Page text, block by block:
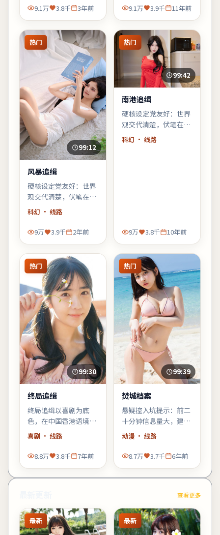
9.1万 3.8千 3年前 9.1万 3.9千 11年前
热门
99:12
风暴追缉
硬核设定党友好：世界
观交代清楚，伏笔在片
尾回收；若你喜欢「拼
缉》会对味。
科幻 · 线路
9万 3.9千 2年前
热门
99:42
南港追缉
硬核设定党友好：世界
观交代清楚，伏笔在片
尾回收；若你喜欢「拼
科幻 · 线路
9万 3.8千 10年前
热门
99:30
终局追缉
终局追缉以喜剧为底
色，在中国香港语境里
铺陈悬念：当日常秩序
出现第一道裂缝，每个
人都必须重新选择立
喜剧· 线路
8.8万 3.8千 7年前
热门
99:39
焚城档案
悬疑控入坑提示：前二
十分钟信息量大，建议
少看手机；错过一句台
词可能就跟不上推理。
动漫 · 线路
8.7万 3.7千 6年前
查看更多
最新 最新